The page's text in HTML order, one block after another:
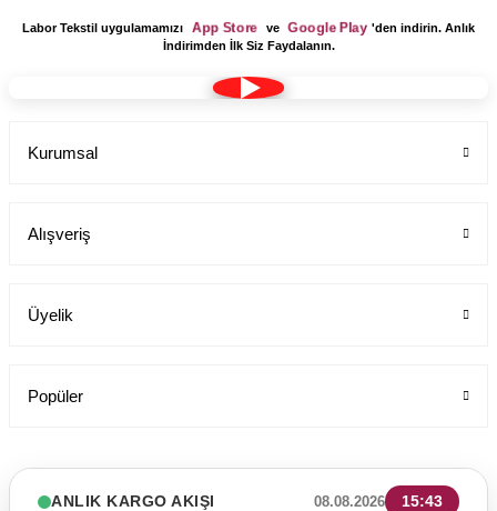
Labor Tekstil uygulamamızı App Store ve Google Play 'den indirin. Anlık
İndirimden İlk Siz Faydalanın.
Kurumsal
Alışveriş
Üyelik
Popüler
ANLIK KARGO AKIŞI 08.08.2026 15:43